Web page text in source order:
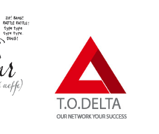
L’uscita di scena di